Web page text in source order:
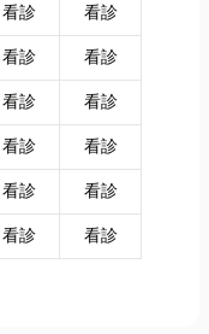
看診
看診
看診
看診
看診
看診
看診
看診
看診
看診
看診 看診